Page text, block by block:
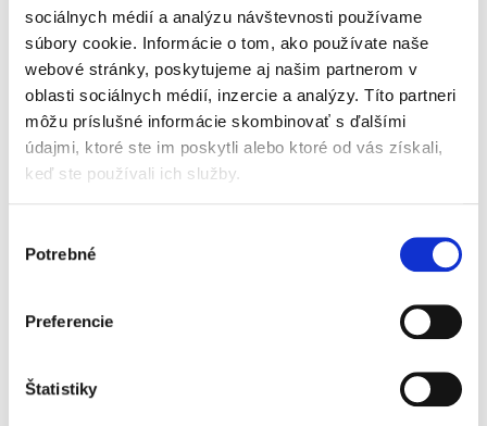
sociálnych médií a analýzu návštevnosti používame
súbory cookie. Informácie o tom, ako používate naše
webové stránky, poskytujeme aj našim partnerom v
oblasti sociálnych médií, inzercie a analýzy. Títo partneri
môžu príslušné informácie skombinovať s ďalšími
údajmi, ktoré ste im poskytli alebo ktoré od vás získali,
keď ste používali ich služby.
súhlasu
Potrebné
Preferencie
Štatistiky
ktorí ujmu utrpeli v dôsledku smrti alebo
závažného ublíženia na zdraví svojich blízkych
osôb. Úprava týchto vzťahov...
Dejiny a filozofia
46,67 €